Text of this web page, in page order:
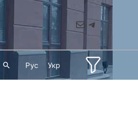
MailTelegram
ПошукРус Укр